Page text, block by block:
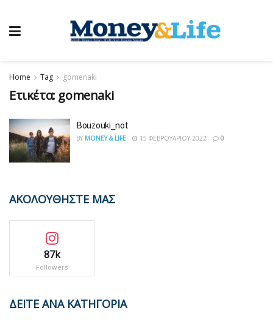
Home Tag gomenaki
Ετικέτα: gomenaki
Bouzouki_not
BY MONEY & LIFE 15 ΦΕΒΡΟΥΑΡΊΟΥ 2022 0
ΑΚΟΛΟΥΘΗΣΤΕ ΜΑΣ
87k
Followers
ΔΕΙΤΕ ΑΝΑ ΚΑΤΗΓΟΡΙΑ